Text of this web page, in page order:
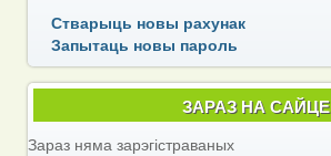
Стварыць новы рахунак
Запытаць новы пароль
ЗАРАЗ НА САЙЦЕ
Зараз няма зарэгістраваных